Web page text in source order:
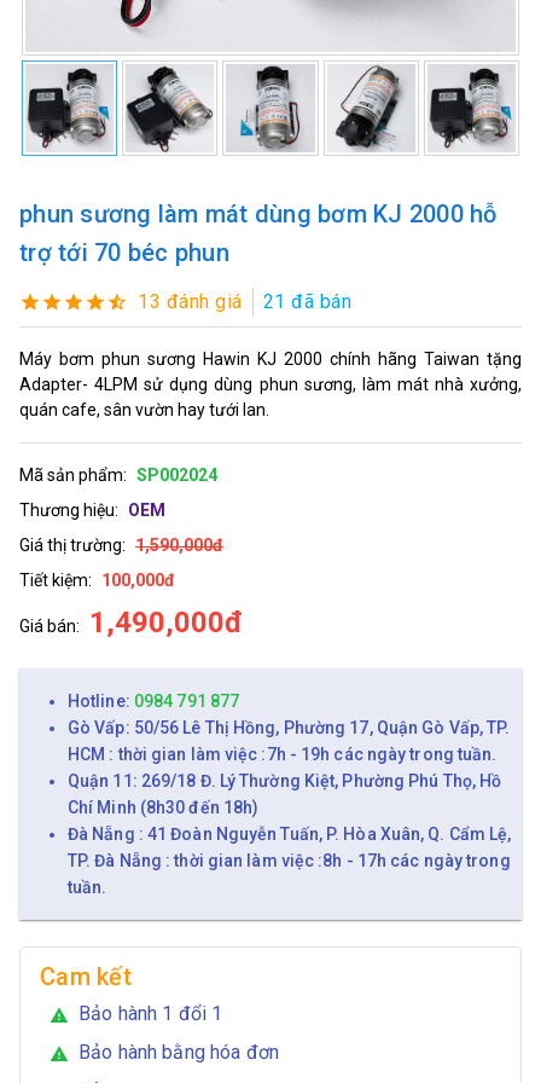
phun sương làm mát dùng bơm KJ 2000 hỗ
trợ tới 70 béc phun
13 đánh giá 21 đã bán
Máy bơm phun sương Hawin KJ 2000 chính hãng Taiwan tặng
Adapter- 4LPM sử dụng dùng phun sương, làm mát nhà xưởng,
quán cafe, sân vườn hay tưới lan.
Mã sản phẩm: SP002024
Thương hiệu:
OEM
Giá thị trường: 1,590,000đ
Tiết kiệm:
100,000đ
Giá bán: 1,490,000đ
Hotline: 0984 791 877
Gò Vấp: 50/56 Lê Thị Hồng, Phường 17, Quận Gò Vấp, TP.
HCM : thời gian làm việc :7h - 19h các ngày trong tuần.
Quận 11: 269/18 Đ. Lý Thường Kiệt, Phường Phú Thọ, Hồ
Chí Minh (8h30 đến 18h)
Đà Nẵng : 41 Đoàn Nguyễn Tuấn, P. Hòa Xuân, Q. Cẩm Lệ,
TP. Đà Nẵng : thời gian làm việc :8h - 17h các ngày trong
tuần.
Cam kết
warning Bảo hành 1 đổi 1
warning Bảo hành bằng hóa đơn